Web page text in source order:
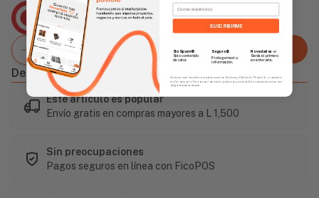
Agencia Global
2 días - Tiempo de Entrega Promedio
Agregar al carrito
Descripción
Este artículo es popular
Envío gratis en compras mayores a L 1,500
Sin preocupaciones
Pagos seguros en línea con FicoPOS
Email
SUSCRIBIRME
Sin Spam 🚫
Solo contenido
de valor.
Seguro 🔒
Protegemos tu
información.
Novedades 📣
Serás el primero
en enterarte.
Al enviar este formulario, aceptás nuestros Términos y Política de Privacidad, y consentís
recibir correos de Fierros con novedades, productos y eventos. Este consentimiento no es
obligatorio para comprar.